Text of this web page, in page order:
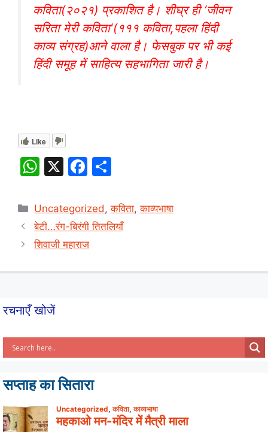
कविता(२०२१) प्रकाशित है। शीघ्र ही ‘जीवन
सरिता मेरी कविता'(१११ कविता,पहला हिंदी
काव्य संग्रह)आने वाला है। फेसबुक पर भी कई
हिंदी समूह में साहित्य सहभागिता जारी है।
Like
W
at
s
A
X
F
c
e
b
ar
e
Categories
Uncategorized,कविता,काव्यभाषा
बेटी…रंग-बिरंगी तितलियाँ
शिवाजी महाराज
रचनाएँ खोजें
सप्ताह का सितारा